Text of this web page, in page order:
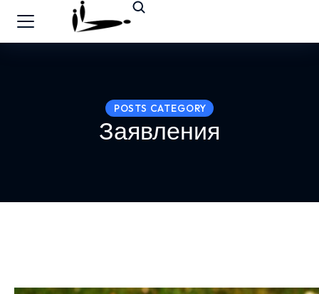
POSTS CATEGORY
Заявления